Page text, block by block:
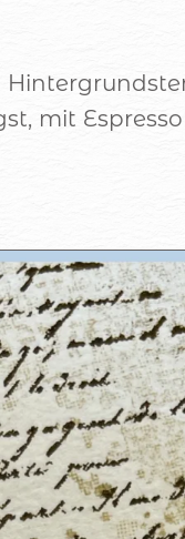
mit